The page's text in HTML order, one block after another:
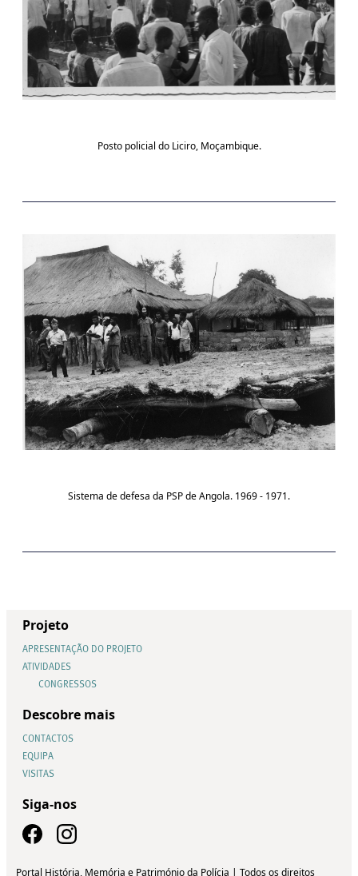
Posto policial do Liciro, Moçambique.
Sistema de defesa da PSP de Angola. 1969 - 1971.
Projeto
APRESENTAÇÃO DO PROJETO
ATIVIDADES
CONGRESSOS
Descobre mais
CONTACTOS
EQUIPA
VISITAS
Siga-nos
Portal História, Memória e Património da Polícia | Todos os direitos